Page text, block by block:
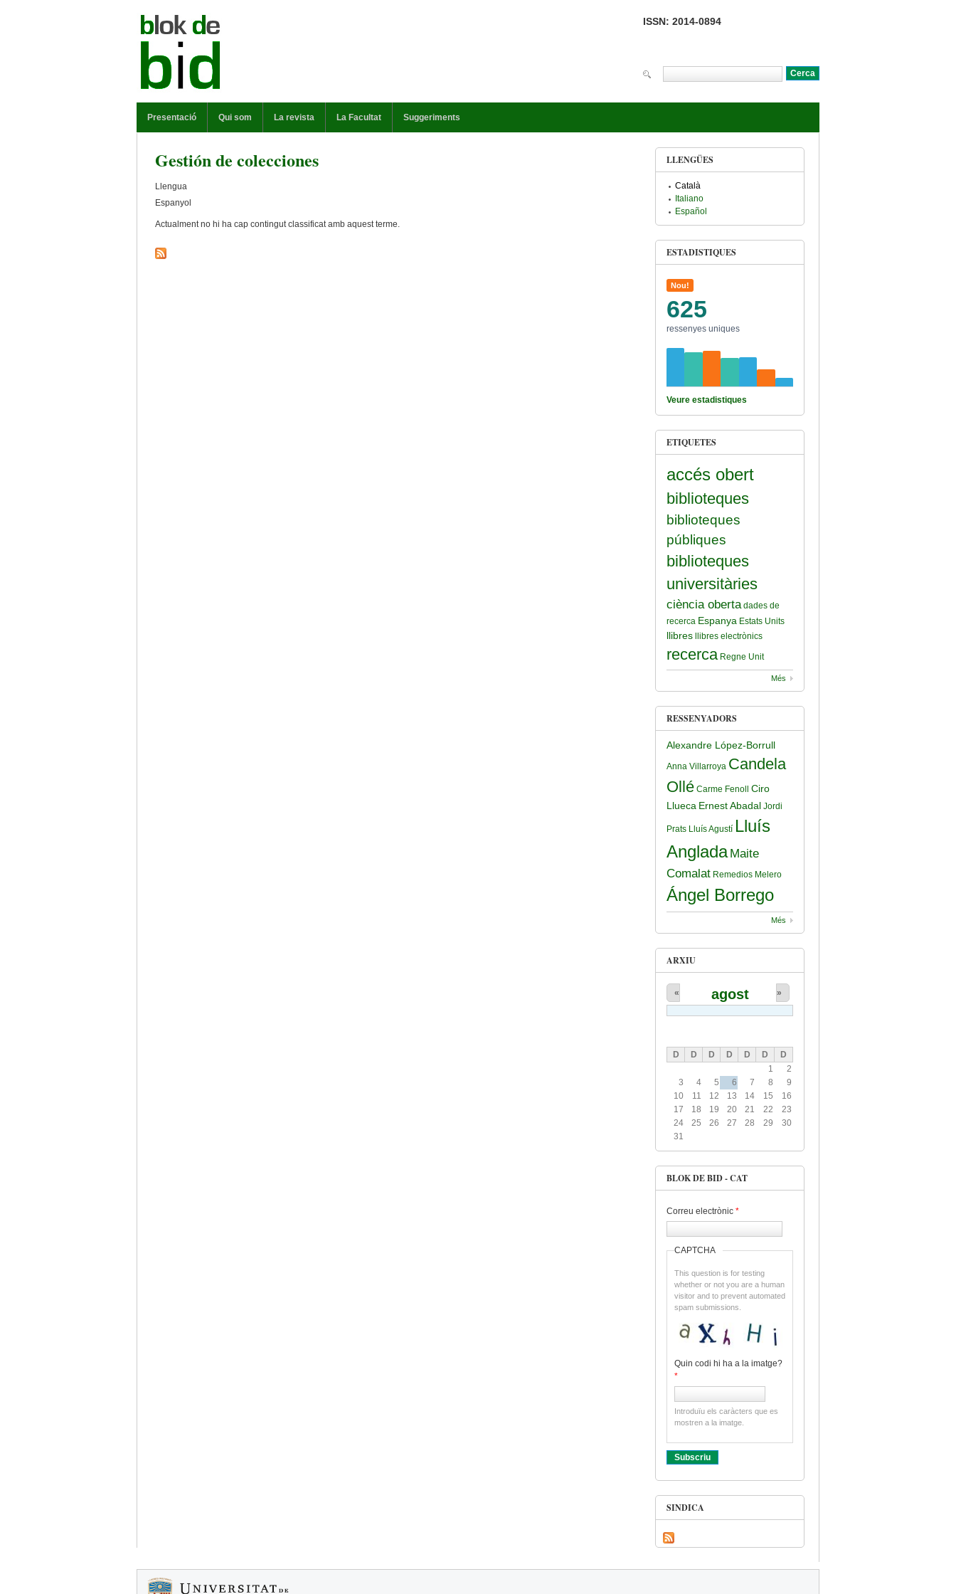
ISSN: 2014-0894
Presentació Qui som La revista La Facultat Suggeriments
Gestión de colecciones
Llengua
Espanyol
Actualment no hi ha cap contingut classificat amb aquest terme.
LLENGÜES
Català
Italiano
Español
ESTADISTIQUES
Nou!
625
ressenyes uniques
Veure estadistiques
ETIQUETES
accés obert
biblioteques
biblioteques
públiques
biblioteques
universitàries
ciència oberta dades de
recerca Espanya Estats Units
llibres llibres electrònics
recerca Regne Unit
Més
RESSENYADORS
Alexandre López-Borrull
Anna Villarroya Candela
Ollé Carme Fenoll
Ciro
Llueca Ernest Abadal Jordi
Prats Lluís Agustí Lluís
Anglada Maite
Comalat Remedios Melero
Ángel Borrego
Més
ARXIU
agost
« »
D D D D D D
D
1
2
3
4 5 6 7 8
9
10
11 12 13 14 15
16
17
18 19 20 21 22
23
24
25 26 27 28 29
30
31
BLOK DE BID - CAT
Correu electrònic *
CAPTCHA
This question is for testing
whether or not you are a human
visitor and to prevent automated
spam submissions.
Quin codi hi ha a la imatge?
*
Introduïu els caràcters que es
mostren a la imatge.
SINDICA